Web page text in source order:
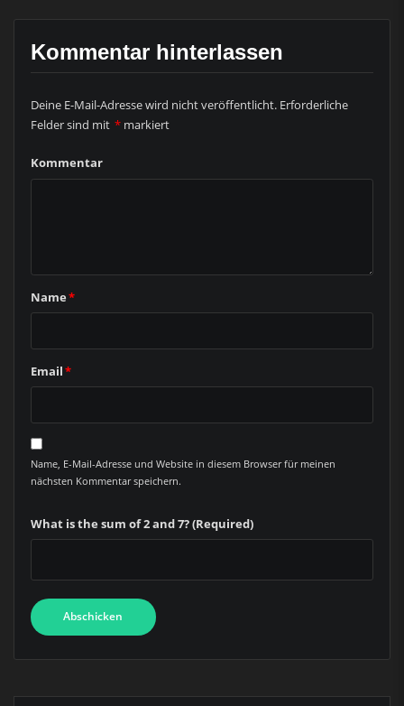
Kommentar hinterlassen
Deine E-Mail-Adresse wird nicht veröffentlicht. Erforderliche
Felder sind mit * markiert
Kommentar
Name*
Email*
Name, E-Mail-Adresse und Website in diesem Browser für meinen
nächsten Kommentar speichern.
What is the sum of 2 and 7? (Required)